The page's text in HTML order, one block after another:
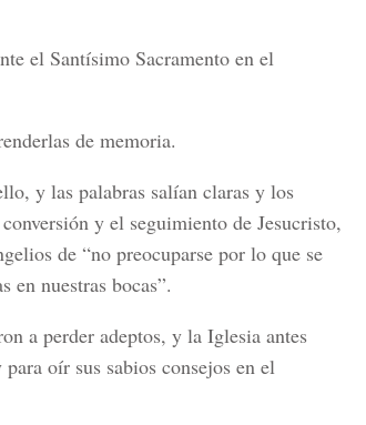
el Santísimo Sacramento en el
de memoria.
y las palabras salían claras y los
y el seguimiento de Jesucristo,
de “no preocuparse por lo que se
en nuestras bocas”.
a perder adeptos, y la Iglesia antes
oír sus sabios consejos en el